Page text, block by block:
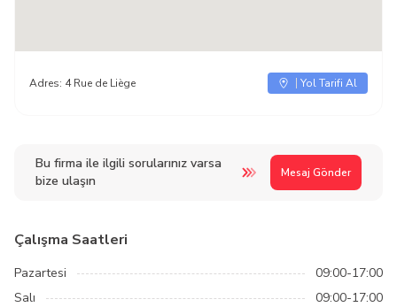
Bu firma ile ilgili sorularınız varsa
bize ulaşın
Mesaj Gönder
Adres: 4 Rue de Liège Yol Tarifi Al
Çalışma Saatleri
Pazartesi
09:00-17:00
Salı
09:00-17:00